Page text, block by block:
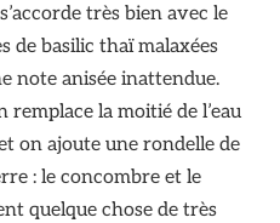
très bien avec le
de basilic thaï malaxées
note anisée inattendue.
la moitié de l’eau
on ajoute une rondelle de
: le concombre et le
quelque chose de très